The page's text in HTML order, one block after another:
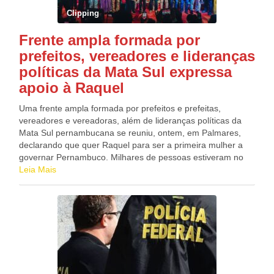
teleatendimento (116), site oficial e nas tradicionais lojas de
atendimento. Didi Galvão
Sampaio. Após todo o trajeto, a cavalga termina no ponto de
partida, onde haverá celebração de Missa encerrando os
Alvinho Patriota
Clipping
Frente ampla formada por
prefeitos, vereadores e lideranças
políticas da Mata Sul expressa
apoio à Raquel
Uma frente ampla formada por prefeitos e prefeitas,
vereadores e vereadoras, além de lideranças políticas da
Mata Sul pernambucana se reuniu, ontem, em Palmares,
declarando que quer Raquel para ser a primeira mulher a
governar Pernambuco. Milhares de pessoas estiveram no
evento apoiando o projeto com mais de 100 lideranças
grupo formalizou o apoio e expressou demandas da Mata
Sul através da Carta de Proposições, Compromisso e
Valorização com a região. Júnior de Beto, prefeito de
Palmares (PP); Dona Graça, prefeita de Catende (PSDB);
Álvaro Porto Filho, prefeito de Quipapá (PSDB); Dayse
Juliana, prefeita de Primavera (PSB); Fátima Borba
(Republicanos), prefeita de Cortês; Dr. Leandro (PL),
Leia Mais